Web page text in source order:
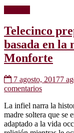
Telecinco
basada en la
Monforte
7 agosto, 20177
comentarios
La infiel narra la
madre soltera que se
adaptado a la vida